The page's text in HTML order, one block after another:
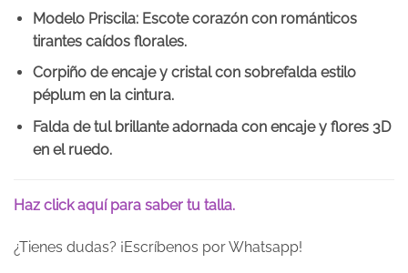
Modelo Priscila: Escote corazón con románticos
tirantes caídos florales.
Corpiño de encaje y cristal con sobrefalda estilo
péplum en la cintura.
Falda de tul brillante adornada con encaje y flores 3D
en el ruedo.
Haz click aquí para saber tu talla.
¿Tienes dudas? ¡Escríbenos por Whatsapp!